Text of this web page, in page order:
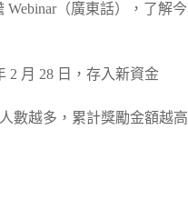
Webinar（廣東話），了解
2 月 28 日，存入新資金
數越多，累計獎勵金額越高